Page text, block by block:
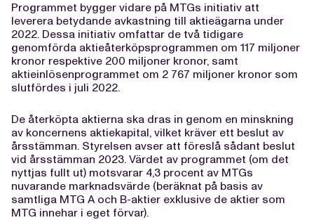
Programmet bygger vidare på MTGs initiativ att
leverera betydande avkastning till aktieägarna under
2022. Dessa initiativ omfattar de två tidigare
genomförda aktieåterköpsprogrammen om 117 miljoner
kronor respektive 200 miljoner kronor, samt
aktieinlösenprogrammet om 2 767 miljoner kronor som
slutfördes i juli 2022.
De återköpta aktierna ska dras in genom en minskning
av koncernens aktiekapital, vilket kräver ett beslut av
årsstämman. Styrelsen avser att föreslå sådant beslut
vid årsstämman 2023. Värdet av programmet (om det
nyttjas fullt ut) motsvarar 4,3 procent av MTGs
nuvarande marknadsvärde (beräknat på basis av
samtliga MTG A och B-aktier exklusive de aktier som
MTG innehar i eget förvar).